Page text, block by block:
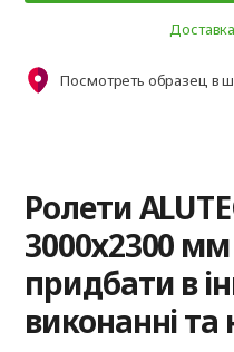
Посмотреть образец в
Ролети
3000х2300
придбати в
виконанні та